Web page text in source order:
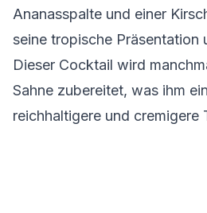
Ananasspalte und einer
seine tropische Präsentation
Dieser Cocktail wird
Sahne zubereitet, was ihm
reichhaltigere und cremigere